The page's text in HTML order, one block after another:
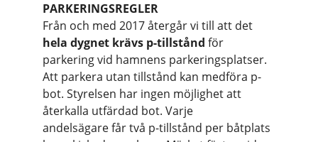
PARKERINGSREGLER
Från och med 2017 återgår vi till att det
hela dygnet krävs p-tillstånd för
parkering vid hamnens parkeringsplatser.
Att parkera utan tillstånd kan medföra p-
bot. Styrelsen har ingen möjlighet att
återkalla utfärdad bot. Varje
andelsägare får två p-tillstånd per båtplats